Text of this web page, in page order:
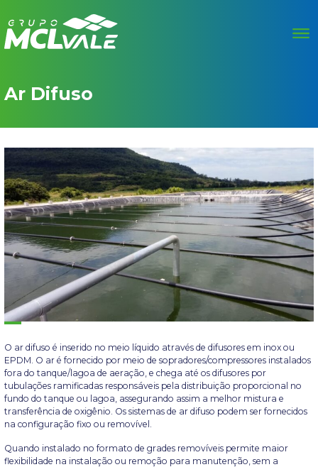
Ar Difuso
O ar difuso é inserido no meio líquido através de difusores em inox ou
EPDM. O ar é fornecido por meio de sopradores/compressores instalados
fora do tanque/lagoa de aeração, e chega até os difusores por
tubulações ramificadas responsáveis pela distribuição proporcional no
fundo do tanque ou lagoa, assegurando assim a melhor mistura e
transferência de oxigênio. Os sistemas de ar difuso podem ser fornecidos
na configuração fixo ou removível.
Quando instalado no formato de grades removíveis permite maior
flexibilidade na instalação ou remoção para manutenção, sem a